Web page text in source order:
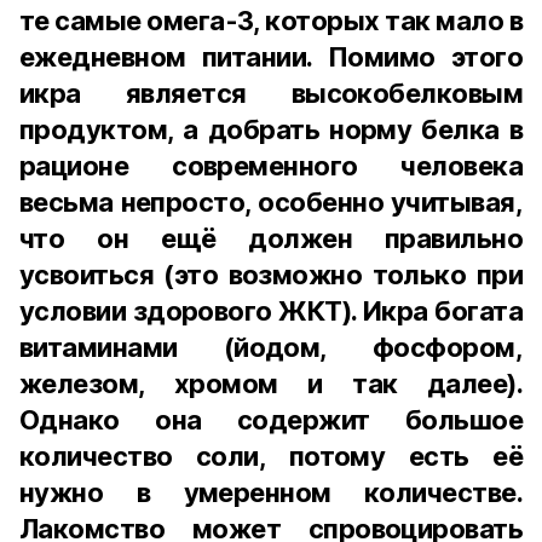
те самые омега-3, которых так мало в
ежедневном питании. Помимо этого
икра является высокобелковым
продуктом, а добрать норму белка в
рационе современного человека
весьма непросто, особенно учитывая,
что он ещё должен правильно
усвоиться (это возможно только при
условии здорового ЖКТ). Икра богата
витаминами (йодом, фосфором,
железом, хромом и так далее).
Однако она содержит большое
количество соли, потому есть её
нужно в умеренном количестве.
Лакомство может спровоцировать